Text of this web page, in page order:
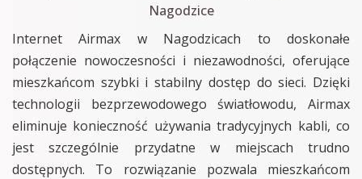
Nagodzice
Internet Airmax w Nagodzicach to doskonałe
połączenie nowoczesności i niezawodności, oferujące
mieszkańcom szybki i stabilny dostęp do sieci. Dzięki
technologii bezprzewodowego światłowodu, Airmax
eliminuje konieczność używania tradycyjnych kabli, co
jest szczególnie przydatne w miejscach trudno
dostępnych. To rozwiązanie pozwala mieszkańcom